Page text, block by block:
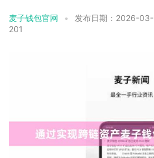
麦子钱包官网 • 发布日期：2026-
201